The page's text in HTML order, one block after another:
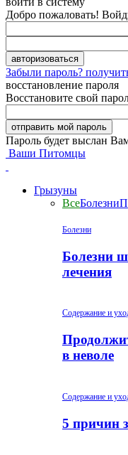
Добро пожаловать!
Забыли пароль?
восстановление пароля
Восстановите свой
Пароль будет выслан
Ваши Питомцы
Грызуны
ВсеБолезни
Болезни
Болезни
лечения
Содержание и
в неволе
Содержание и
5 причин